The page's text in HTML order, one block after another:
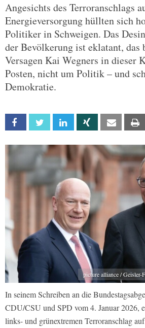
Angesichts des Terroranschlags
Energieversorgung hüllten sich
Politiker in Schweigen. Das
der Bevölkerung ist eklatant, das
Versagen Kai Wegners in dieser
Posten, nicht um Politik – und
Demokratie.
Facebook Twitter Linkedin Xing Email
picture alliance / Geisler-
In seinem Schreiben an die
CDU/CSU und SPD vom 4. Januar 2026,
links- und grünextremen Terroranschlag